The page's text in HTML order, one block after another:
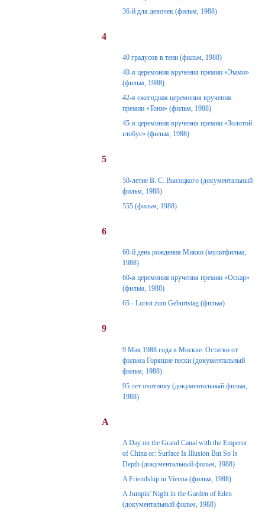
36-й для девочек (фильм, 1988)
4
40 градусов в тени (фильм, 1988)
40-я церемония вручения премии «Эмми»
(фильм, 1988)
42-я ежегодная церемония вручения
премии «Тони» (фильм, 1988)
45-я церемония вручения премии «Золотой
глобус» (фильм, 1988)
5
50-летие В. С. Высоцкого (документальный
фильм, 1988)
555 (фильм, 1988)
6
60-й день рождения Микки (мультфильм,
1988)
60-я церемония вручения премии «Оскар»
(фильм, 1988)
65 - Loriot zum Geburtstag (фильм)
9
9 Мая 1988 года в Москве. Остатки от
фильма Горящие пески (документальный
фильм, 1988)
95 лет охотнику (документальный фильм,
1988)
A
A Day on the Grand Canal with the Emperor
of China or: Surface Is Illusion But So Is
Depth (документальный фильм, 1988)
A Friendship in Vienna (фильм, 1988)
A Jumpin' Night in the Garden of Eden
(документальный фильм, 1988)